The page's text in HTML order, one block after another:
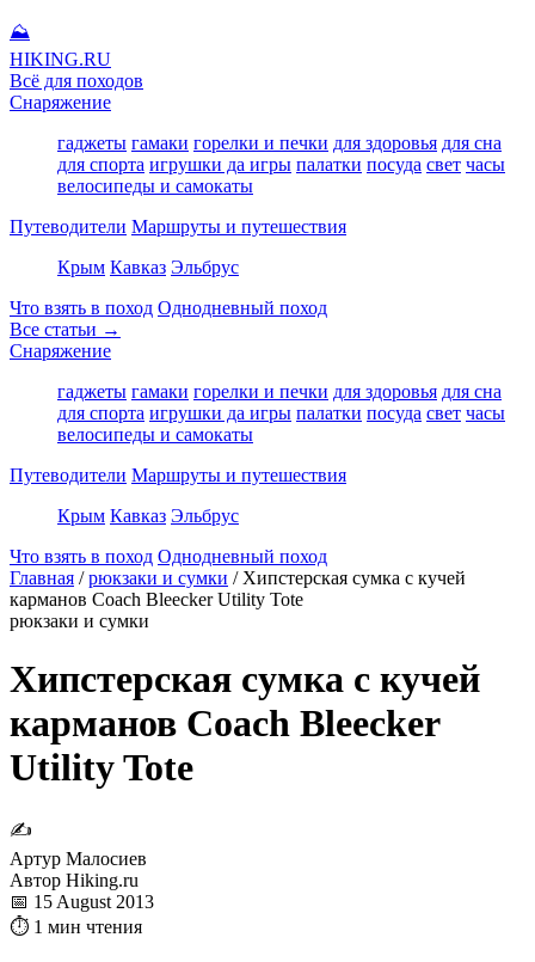
⛰
HIKING.RU
Всё для походов
Снаряжение
гаджеты гамаки горелки и печки для здоровья для сна
для спорта игрушки да игры палатки посуда свет часы
велосипеды и самокаты
Путеводители Маршруты и путешествия
Крым Кавказ Эльбрус
Что взять в поход Однодневный поход
Все статьи →
Снаряжение
гаджеты гамаки горелки и печки для здоровья для сна
для спорта игрушки да игры палатки посуда свет часы
велосипеды и самокаты
Путеводители Маршруты и путешествия
Крым Кавказ Эльбрус
Что взять в поход Однодневный поход
Главная / рюкзаки и сумки / Хипстерская сумка с кучей
карманов Coach Bleecker Utility Tote
рюкзаки и сумки
Хипстерская сумка с кучей
карманов Coach Bleecker
Utility Tote
✍
Артур Малосиев
Автор Hiking.ru
📅 15 August 2013
⏱ 1 мин чтения